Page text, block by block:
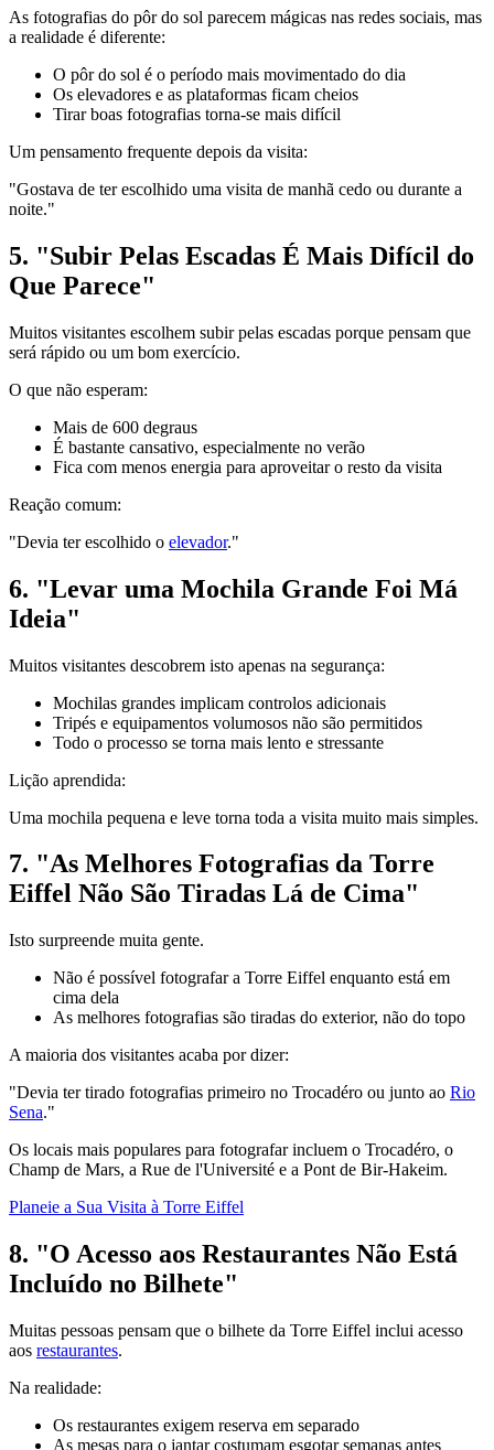
As fotografias do pôr do sol parecem mágicas nas redes sociais, mas
a realidade é diferente:
O pôr do sol é o período mais movimentado do dia
Os elevadores e as plataformas ficam cheios
Tirar boas fotografias torna-se mais difícil
Um pensamento frequente depois da visita:
"Gostava de ter escolhido uma visita de manhã cedo ou durante a
noite."
5. "Subir Pelas Escadas É Mais Difícil do
Que Parece"
Muitos visitantes escolhem subir pelas escadas porque pensam que
será rápido ou um bom exercício.
O que não esperam:
Mais de 600 degraus
É bastante cansativo, especialmente no verão
Fica com menos energia para aproveitar o resto da visita
Reação comum:
"Devia ter escolhido o elevador."
6. "Levar uma Mochila Grande Foi Má
Ideia"
Muitos visitantes descobrem isto apenas na segurança:
Mochilas grandes implicam controlos adicionais
Tripés e equipamentos volumosos não são permitidos
Todo o processo se torna mais lento e stressante
Lição aprendida:
Uma mochila pequena e leve torna toda a visita muito mais simples.
7. "As Melhores Fotografias da Torre
Eiffel Não São Tiradas Lá de Cima"
Isto surpreende muita gente.
Não é possível fotografar a Torre Eiffel enquanto está em
cima dela
As melhores fotografias são tiradas do exterior, não do topo
A maioria dos visitantes acaba por dizer:
"Devia ter tirado fotografias primeiro no Trocadéro ou junto ao Rio
Sena."
Os locais mais populares para fotografar incluem o Trocadéro, o
Champ de Mars, a Rue de l'Université e a Pont de Bir-Hakeim.
Planeie a Sua Visita à Torre Eiffel
8. "O Acesso aos Restaurantes Não Está
Incluído no Bilhete"
Muitas pessoas pensam que o bilhete da Torre Eiffel inclui acesso
aos restaurantes.
Na realidade:
Os restaurantes exigem reserva em separado
As mesas para o jantar costumam esgotar semanas antes